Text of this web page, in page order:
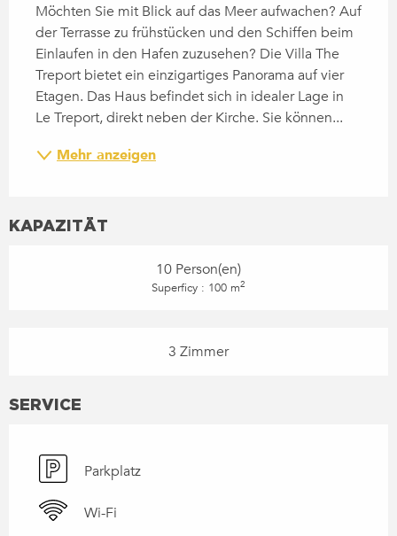
Möchten Sie mit Blick auf das Meer aufwachen? Auf
der Terrasse zu frühstücken und den Schiffen beim
Einlaufen in den Hafen zuzusehen? Die Villa The
Treport bietet ein einzigartiges Panorama auf vier
Etagen. Das Haus befindet sich in idealer Lage in
Le Treport, direkt neben der Kirche. Sie können...
Mehr anzeigen
KAPAZITÄT
10 Person(en)
Superficy : 100 m2
3 Zimmer
SERVICE
Parkplatz
Wi-Fi